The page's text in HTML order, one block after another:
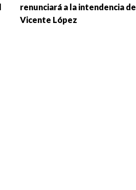
renunciará a la intendencia de
Vicente López